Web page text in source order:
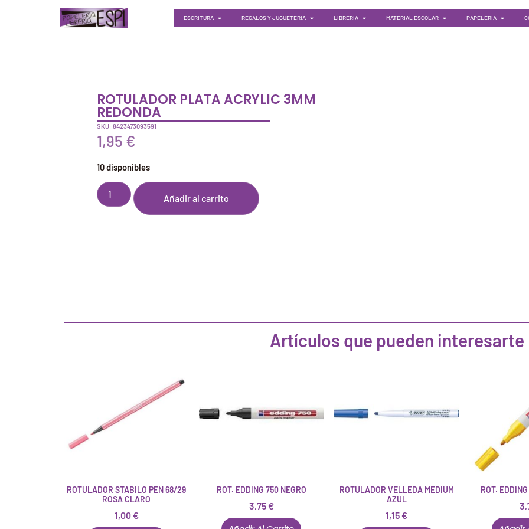
ESCRITURA REGALOS Y JUGUETERÍA LIBRERÍA MATERIAL ESCOLAR PAPELERIA
ROTULADOR PLATA ACRYLIC 3MM
REDONDA
SKU: 8423473093591
1,95 €
10 disponibles
Añadir al carrito
Artículos que pueden interesarte
ROTULADOR STABILO PEN 68/29
ROSA CLARO
1,00 €
ROT. EDDING 750 NEGRO
3,75 €
ROTULADOR VELLEDA MEDIUM
AZUL
1,15 €
ROT.